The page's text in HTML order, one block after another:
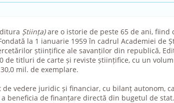
Știința)are o istorie de peste 65 de ani, fiind
la 1 ianuarie 1959 în cadrul Academiei de
științifice ale savanților din republică,
titluri de carte și reviste științifice, cu un volum
mil. de exemplare.
vedere juridic și financiar, cu bilanț autonom,
beneficia de finanțare directă din bugetul de stat.